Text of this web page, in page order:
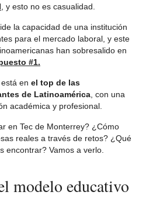
, y esto no es casualidad.
la capacidad de una institución
para el mercado laboral, y este
han sobresalido en
#1.
en el top de las
de Latinoamérica , con una
académica y profesional.
en Tec de Monterrey? ¿Cómo
reales a través de retos? ¿Qué
encontrar? Vamos a verlo.
modelo educativo